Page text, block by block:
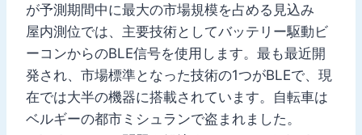
が予測期間中に最大の市場規模を占める見込み
屋内測位では、主要技術としてバッテリー駆動ビ
ーコンからのBLE信号を使用します。最も最近開
発され、市場標準となった技術の1つがBLEで、現
在では大半の機器に搭載されています。自転車は
ベルギーの都市ミシュランで盗まれました。